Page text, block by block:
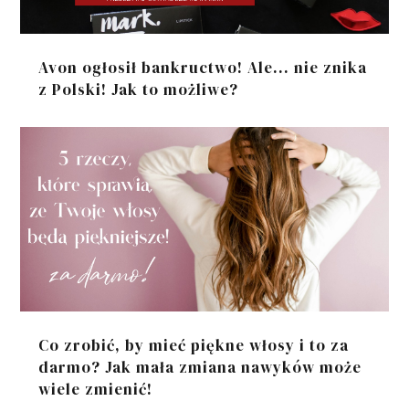
Avon ogłosił bankructwo! Ale... nie znika
z Polski! Jak to możliwe?
Co zrobić, by mieć piękne włosy i to za
darmo? Jak mała zmiana nawyków może
wiele zmienić!